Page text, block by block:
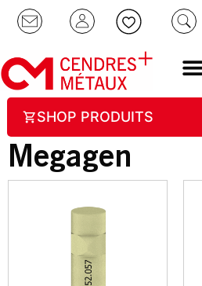
SHOP PRODUITS
Megagen